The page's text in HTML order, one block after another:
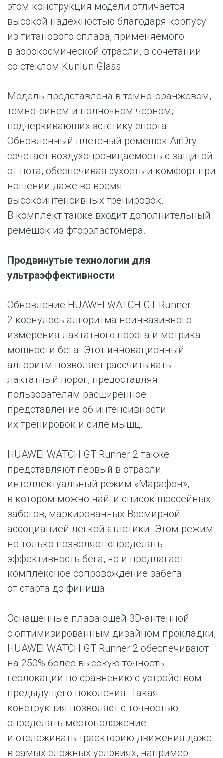
этом конструкция модели отличается
высокой надежностью благодаря корпусу
из титанового сплава, применяемого
в аэрокосмической отрасли, в сочетании
со стеклом Kunlun Glass.
Модель представлена в темно-оранжевом,
темно-синем и полночном черном,
подчеркивающих эстетику спорта.
Обновленный плетеный ремешок AirDry
сочетает воздухопроницаемость с защитой
от пота, обеспечивая сухость и комфорт при
ношении даже во время
высокоинтенсивных тренировок.
В комплект также входит дополнительный
ремешок из фторэластомера.
Продвинутые технологии для
ультраэффективности
Обновление HUAWEI WATCH GT Runner
2 коснулось алгоритма неинвазивного
измерения лактатного порога и метрика
мощности бега. Этот инновационный
алгоритм позволяет рассчитывать
лактатный порог, предоставляя
пользователям расширенное
представление об интенсивности
их тренировок и силе мышц.
HUAWEI WATCH GT Runner 2 также
представляют первый в отрасли
интеллектуальный режим «Марафон»,
в котором можно найти список шоссейных
забегов, маркированных Всемирной
ассоциацией легкой атлетики. Этом режим
не только позволяет определять
эффективность бега, но и предлагает
комплексное сопровождение забега
от старта до финиша.
Оснащенные плавающей 3D-антенной
с оптимизированным дизайном прокладки,
HUAWEI WATCH GT Runner 2 обеспечивают
на 250% более высокую точность
геолокации по сравнению с устройством
предыдущего поколения. Такая
конструкция позволяет с точностью
определять местоположение
и отслеживать траекторию движения даже
в самых сложных условиях, например